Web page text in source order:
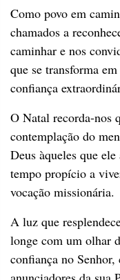
Como povo em
chamados a
caminhar e nos
que se transforma
confiança
O Natal recorda-nos
contemplação do
Deus àqueles que
tempo propício a
vocação missionária.
A luz que
longe com um olhar
confiança no